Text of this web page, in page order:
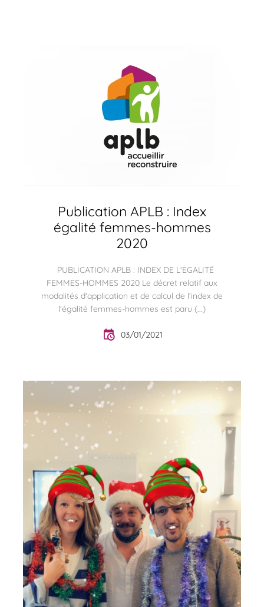
Publication APLB : Index
égalité femmes-hommes
2020
PUBLICATION APLB : INDEX DE L'EGALITÉ
FEMMES-HOMMES 2020 Le décret relatif aux
modalités d'application et de calcul de l'index de
l'égalité femmes-hommes est paru (...)
03/01/2021